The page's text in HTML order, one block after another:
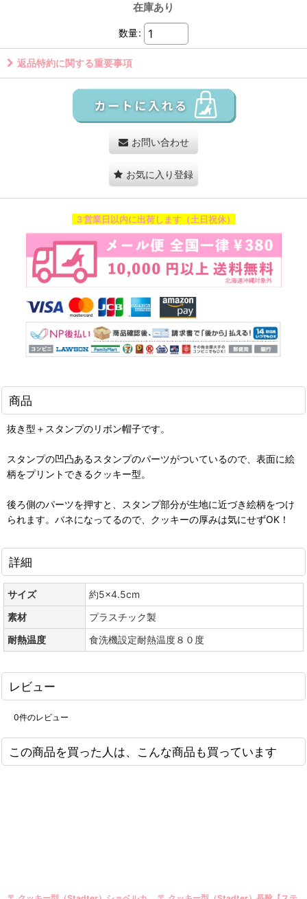
在庫あり
数量:
返品特約に関する重要事項
お問い合わせ
お気に入り登録
３営業日以内に出荷します（土日祝休）
商品
抜き型＋スタンプのリボン帽子です。
スタンプの凹凸あるスタンプのパーツがついているので、表面に絵
柄をプリントできるクッキー型。
後ろ側のパーツを押すと、スタンプ部分が生地に近づき絵柄をつけ
られます。バネになってるので、クッキーの厚みは気にせずOK！
詳細
サイズ
約5×4.5cm
素材
プラスチック製
耐熱温度
食洗機設定耐熱温度８０度
レビュー
0件のレビュー
この商品を買った人は、こんな商品も買っています